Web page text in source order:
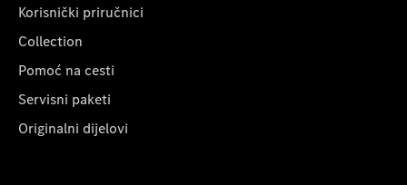
Korisnički priručnici
Collection
Pomoć na cesti
Servisni paketi
Originalni dijelovi